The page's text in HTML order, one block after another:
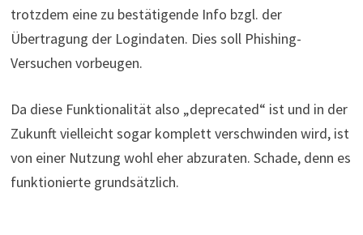
trotzdem eine zu bestätigende Info bzgl. der
Übertragung der Logindaten. Dies soll Phishing-
Versuchen vorbeugen.
Da diese Funktionalität also „deprecated“ ist und in der
Zukunft vielleicht sogar komplett verschwinden wird, ist
von einer Nutzung wohl eher abzuraten. Schade, denn es
funktionierte grundsätzlich.